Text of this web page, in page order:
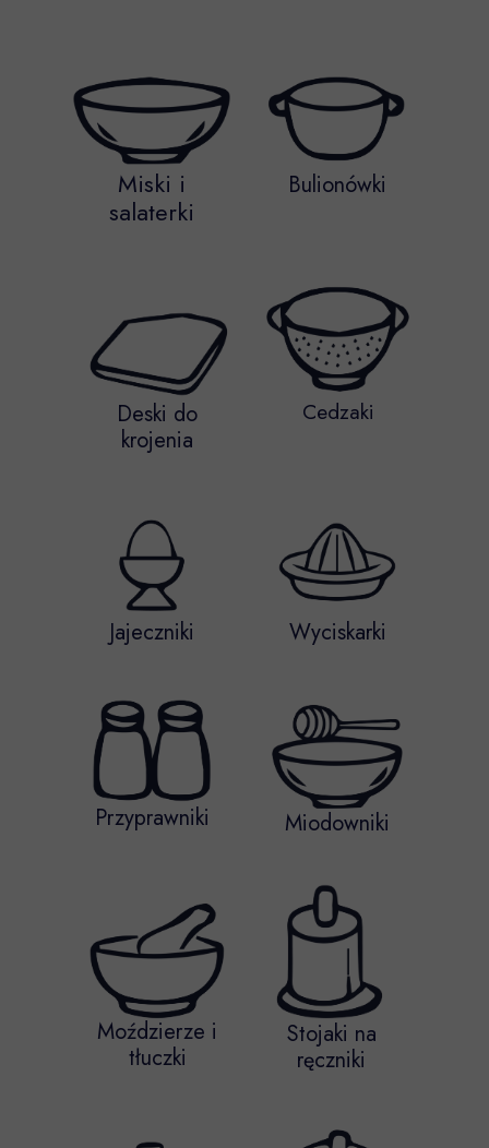
Miski i
salaterki
Bulionówki
Deski do
krojenia
Cedzaki
Jajeczniki Wyciskarki
Przyprawniki Miodowniki
Moździerze i
tłuczki
Stojaki na
ręczniki